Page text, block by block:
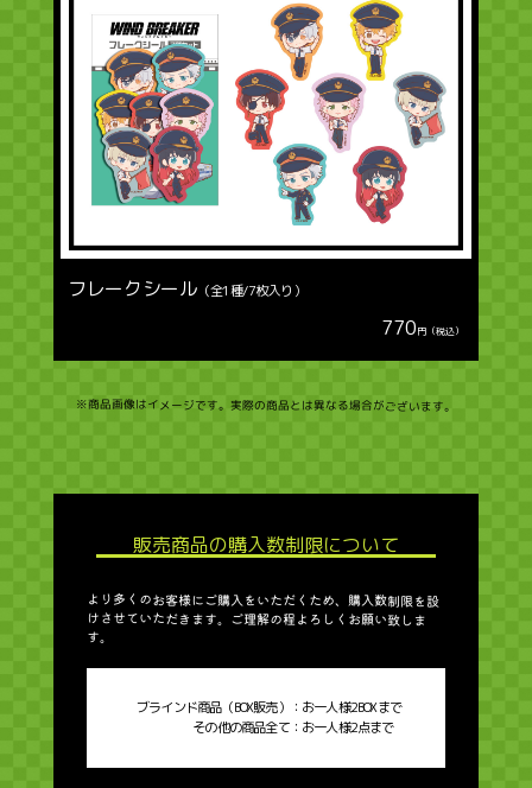
フレークシール （全1種/7枚入り）
770円（税込）
※商品画像はイメージです。実際の商品とは異なる場合がございます。
販売商品の購入数制限について
より多くのお客様にご購入をいただくため、購入数制限を設
けさせていただきます。ご理解の程よろしくお願い致しま
す。
ブラインド商品（BOX販売）： お一人様2BOXまで
その他の商品全て： お一人様2点まで